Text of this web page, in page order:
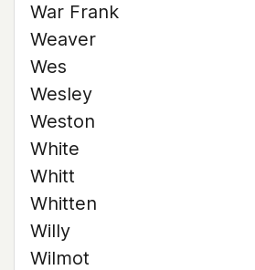
War Frank
Weaver
Wes
Wesley
Weston
White
Whitt
Whitten
Willy
Wilmot